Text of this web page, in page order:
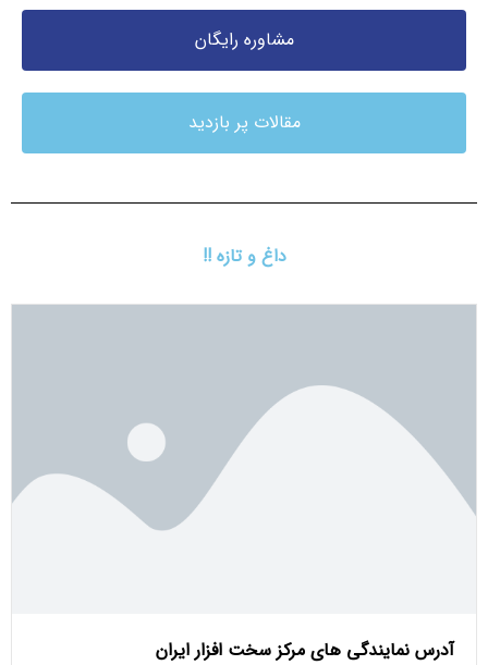
مشاوره رایگان
مقالات پر بازدید
داغ و تازه !!
آدرس نمایندگی های مرکز سخت افزار ایران